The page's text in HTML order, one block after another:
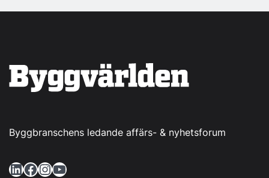
Byggbranschens ledande affärs- & nyhetsforum
LinkedIn Facebook InstagramYouTube